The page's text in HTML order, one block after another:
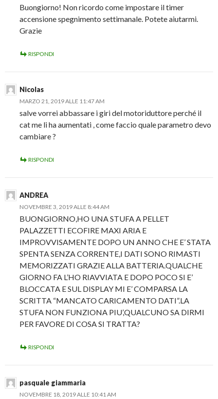
Buongiorno! Non ricordo come impostare il timer
accensione spegnimento settimanale. Potete aiutarmi.
Grazie
RISPONDI
Nicolas
MARZO 21, 2019 ALLE 11:47 AM
salve vorrei abbassare i giri del motoriduttore perché il
cat me li ha aumentati , come faccio quale parametro devo
cambiare ?
RISPONDI
ANDREA
NOVEMBRE 3, 2019 ALLE 8:44 AM
BUONGIORNO,HO UNA STUFA A PELLET
PALAZZETTI ECOFIRE MAXI ARIA E
IMPROVVISAMENTE DOPO UN ANNO CHE E’ STATA
SPENTA SENZA CORRENTE,I DATI SONO RIMASTI
MEMORIZZATI GRAZIE ALLA BATTERIA.QUALCHE
GIORNO FA L’HO RIAVVIATA E DOPO POCO SI E’
BLOCCATA E SUL DISPLAY MI E’ COMPARSA LA
SCRITTA “MANCATO CARICAMENTO DATI”.LA
STUFA NON FUNZIONA PIU’,QUALCUNO SA DIRMI
PER FAVORE DI COSA SI TRATTA?
RISPONDI
pasquale giammaria
NOVEMBRE 18, 2019 ALLE 10:41 AM